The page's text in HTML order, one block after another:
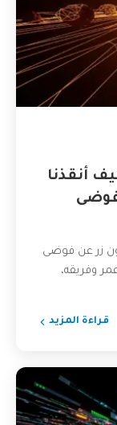
أنقذنا
زر عن فوضى
وفريقه،
قراءة المزيد